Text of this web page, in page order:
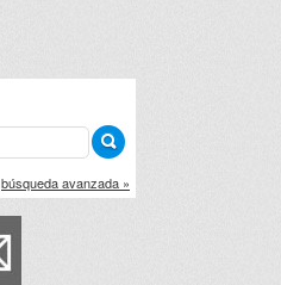
búsqueda avanzada »